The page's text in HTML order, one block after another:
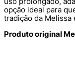
opção ideal para
tradição da Melissa
Produto original